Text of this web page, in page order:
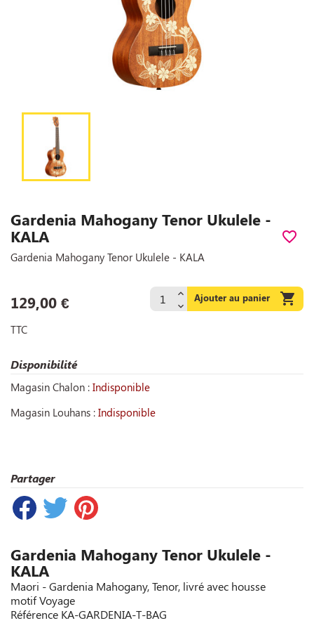
Gardenia Mahogany Tenor Ukulele -
KALA
favorite_border
Gardenia Mahogany Tenor Ukulele - KALA
129,00 € Ajouter au panier 
TTC
Disponibilité
Magasin Chalon : Indisponible
Magasin Louhans : Indisponible
Partager
Gardenia Mahogany Tenor Ukulele -
KALA
Maori - Gardenia Mahogany, Tenor, livré avec housse
motif Voyage
Référence KA-GARDENIA-T-BAG